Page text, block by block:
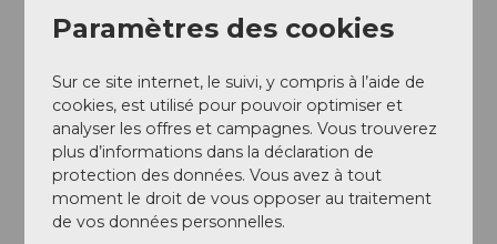
forêt de protection ? Avec le modèle de glissement
sur leparcours autour de l'installation Kneipp
Schwandalpweiher à Flühli, vous avez cette possibilité.
Auteur(e)
UNESCO Biosphäre Entlebuch
Paramètres des cookies
Sur ce site internet, le suivi, y compris à l’aide de
cookies, est utilisé pour pouvoir optimiser et
analyser les offres et campagnes. Vous trouverez
plus d’informations dans la déclaration de
protection des données. Vous avez à tout
moment le droit de vous opposer au traitement
de vos données personnelles.